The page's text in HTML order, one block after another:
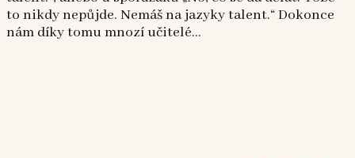
to nikdy nepůjde. Nemáš na jazyky talent.“ Dokonce
nám díky tomu mnozí učitelé...